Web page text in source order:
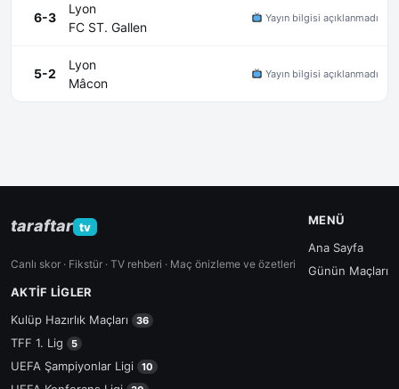
6-3
Lyon
FC ST. Gallen
Yayın bilgisi açıklanmadı
5-2
Lyon
Mâcon
Yayın bilgisi açıklanmadı
taraftar tv
Canlı skor · Fikstür · TV rehberi · Maç önizleme ve özetleri
MENÜ
Ana Sayfa
Günün Maçları
AKTIF LIGLER
Kulüp Hazırlık Maçları
36
TFF 1. Lig 5
UEFA Şampiyonlar Ligi 10